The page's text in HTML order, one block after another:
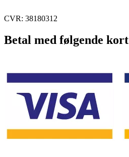
CVR: 38180312
Betal med følgende kort